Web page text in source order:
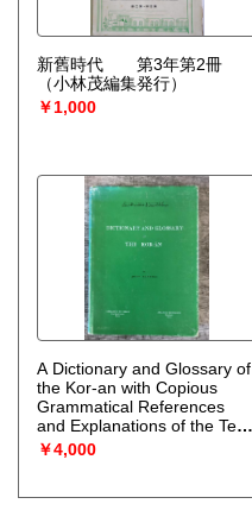
新舊時代 第3年第2冊
（小林茂編集発行）
￥1,000
A Dictionary and Glossary of
the Kor-an with Copious
Grammatical References
and Explanations of the Text
（John Penrice）
￥4,000